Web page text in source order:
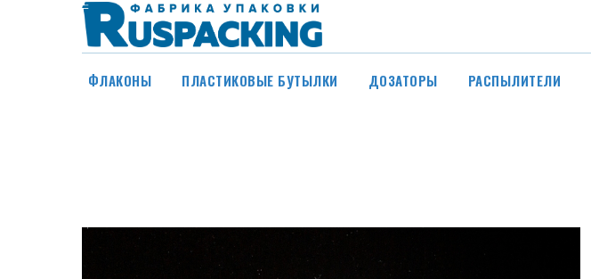
ФЛАКОНЫ ПЛАСТИКОВЫЕ БУТЫЛКИ ДОЗАТОРЫ РАСПЫЛИТЕЛИ